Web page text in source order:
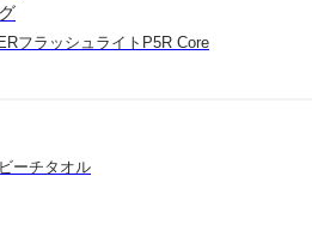
フラッシュライトP5R Core
ーチタオル